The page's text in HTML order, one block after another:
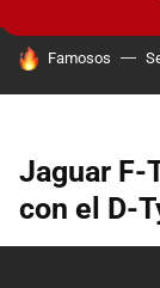
HOY SE HABLA
Famosos
Jaguar F-
con el D-